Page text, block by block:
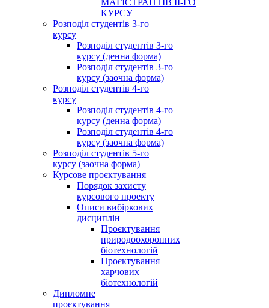
МАГІСТРАНТІВ ІІ-ГО
КУРСУ
Розподіл студентів 3-го
курсу
Розподіл студентів 3-го
курсу (денна форма)
Розподіл студентів 3-го
курсу (заочна форма)
Розподіл студентів 4-го
курсу
Розподіл студентів 4-го
курсу (денна форма)
Розподіл студентів 4-го
курсу (заочна форма)
Розподіл студентів 5-го
курсу (заочна форма)
Курсове проєктування
Порядок захисту
курсового проекту
Описи вибіркових
дисциплін
Проєктування
природоохоронних
біотехнологій
Проєктування
харчових
біотехнологій
Дипломне
проєктування